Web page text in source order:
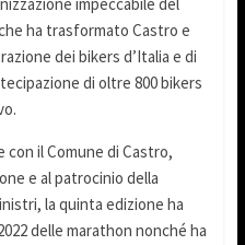
impeccabile del
ha trasformato Castro e
dei bikers d’Italia e di
di oltre 800 bikers
con il Comune di Castro,
e al patrocinio della
la quinta edizione ha
delle marathon nonché ha